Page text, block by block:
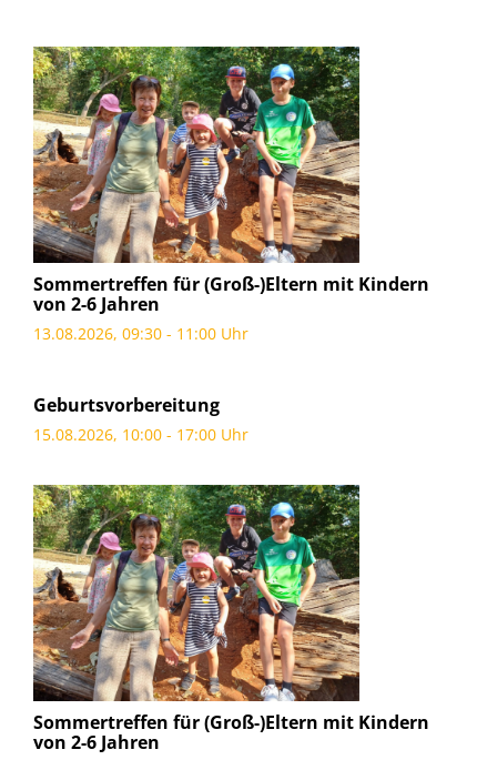
Sommertreffen für (Groß-)Eltern mit Kindern
von 2-6 Jahren
13.08.2026, 09:30 - 11:00 Uhr
Geburtsvorbereitung
15.08.2026, 10:00 - 17:00 Uhr
Sommertreffen für (Groß-)Eltern mit Kindern
von 2-6 Jahren